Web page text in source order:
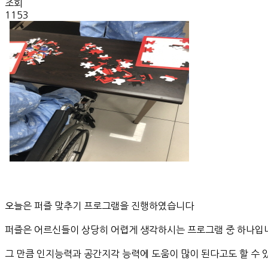
조회
1153
오늘은 퍼즐 맞추기 프로그램을 진행하였습니다
퍼즐은 어르신들이 상당히 어렵게 생각하시는 프로그램 중 하나입
그 만큼 인지능력과 공간지각 능력에 도움이 많이 된다고도 할 수